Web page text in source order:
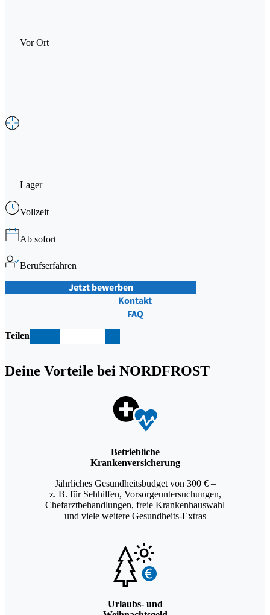
Vor Ort
Lager
Vollzeit
Ab sofort
Berufserfahren
Jetzt bewerben
Kontakt
FAQ
Teilen
en en en en en
Deine Vorteile bei NORDFROST
Betriebliche
Krankenversicherung
Jährliches Gesundheitsbudget von 300 € –
z. B. für Sehhilfen, Vorsorgeuntersuchungen,
Chefarztbehandlungen, freie Krankenhauswahl
und viele weitere Gesundheits-Extras
Urlaubs- und